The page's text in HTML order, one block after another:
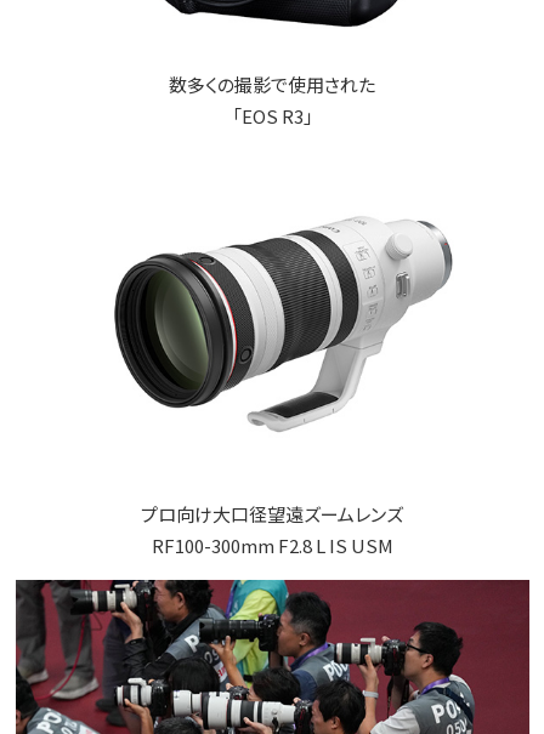
数多くの撮影で使用された
「EOS R3」
プロ向け大口径望遠ズームレンズ
RF100-300mm F2.8 L IS USM